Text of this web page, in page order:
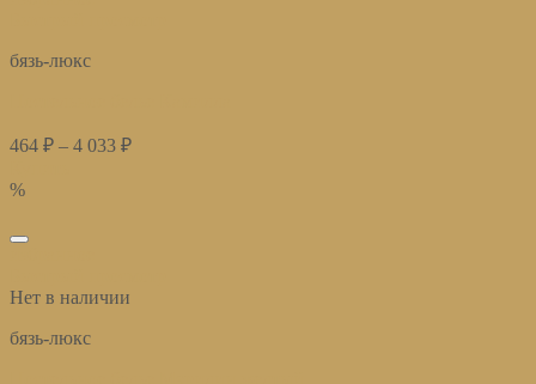
бязь-люкс
464 ₽ – 4 033 ₽
%
Нет в наличии
бязь-люкс